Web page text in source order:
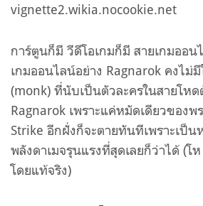
vignette2.wikia.nocookie.net
การ์ตูนก็มี วีดีโอเกมก็มี สายเกมออน
เกมออนไลน์อย่าง Ragnarok คงไม่
(monk) ที่นับเป็นตัวละครในสายโห
Ragnarok เพราะแค่หมัดเดียวของพ
Strike อีกฝั่งก็จะตายทันทีเพราะเป็
พลังดาเมจรุนแรงที่สุดเลยก็ว่าได้ (โ
โดยแท้จริง)